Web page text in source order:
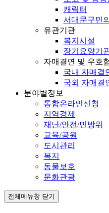
캐릭터
서대문구민
유관기관
복지시설
장기요양기
자매결연 및 우호
국내 자매결
국외 자매결
분야별정보
통합온라인신청
지역경제
재난/안전/민방위
교육/공원
도시관리
복지
동물보호
문화관광
전체메뉴창 닫기